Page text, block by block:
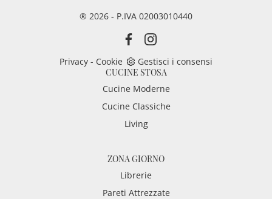
® 2026 - P.IVA 02003010440
Privacy - Cookie
Gestisci i consensi
CUCINE STOSA
Cucine Moderne
Cucine Classiche
Living
ZONA GIORNO
Librerie
Pareti Attrezzate